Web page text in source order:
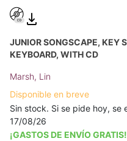
JUNIOR SONGSCAPE, KEY
KEYBOARD, WITH CD
Marsh, Lin
Disponible en breve
Sin stock. Si se pide hoy, se
17/08/26
¡GASTOS DE ENVÍO GRATIS!